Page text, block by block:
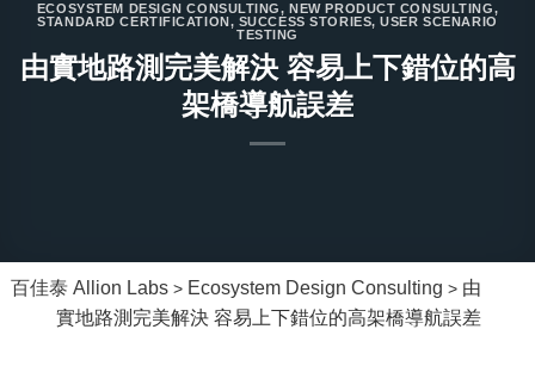
ECOSYSTEM DESIGN CONSULTING,NEW PRODUCT CONSULTING,
STANDARD CERTIFICATION, SUCCESS STORIES,USER SCENARIO
TESTING
由實地路測完美解決 容易上下錯位的高
架橋導航誤差
百佳泰 Allion Labs > Ecosystem Design Consulting > 由
實地路測完美解決 容易上下錯位的高架橋導航誤差